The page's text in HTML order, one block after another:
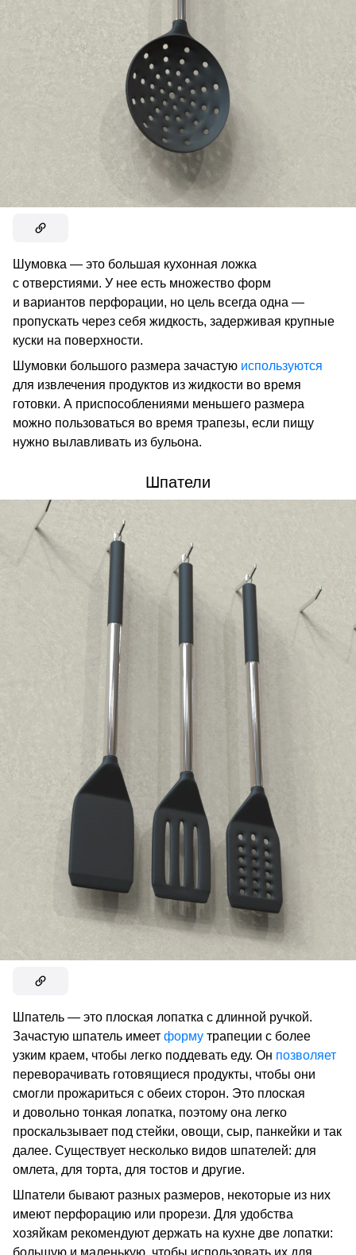
Шумовка — это большая кухонная ложка
с отверстиями. У нее есть множество форм
и вариантов перфорации, но цель всегда одна —
пропускать через себя жидкость, задерживая крупные
куски на поверхности.
Шумовки большого размера зачастую используются
для извлечения продуктов из жидкости во время
готовки. А приспособлениями меньшего размера
можно пользоваться во время трапезы, если пищу
нужно вылавливать из бульона.
Шпатели
Шпатель — это плоская лопатка с длинной ручкой.
Зачастую шпатель имеет форму трапеции с более
узким краем, чтобы легко поддевать еду. Он позволяет
переворачивать готовящиеся продукты, чтобы они
смогли прожариться с обеих сторон. Это плоская
и довольно тонкая лопатка, поэтому она легко
проскальзывает под стейки, овощи, сыр, панкейки и так
далее. Существует несколько видов шпателей: для
омлета, для торта, для тостов и другие.
Шпатели бывают разных размеров, некоторые из них
имеют перфорацию или прорези. Для удобства
хозяйкам рекомендуют держать на кухне две лопатки: